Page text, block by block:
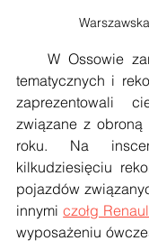
W Ossowie
tematycznych i
zaprezentowali
związane z
roku. Na
kilkudziesięciu
pojazdów
innymi czołg
wyposażeniu